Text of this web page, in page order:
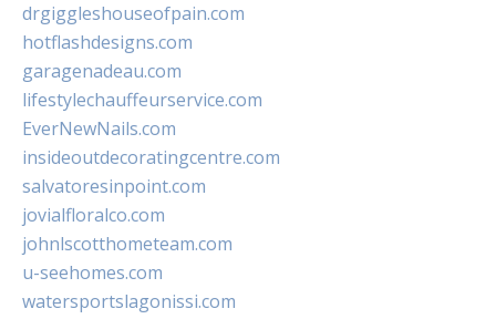
drgiggleshouseofpain.com
hotflashdesigns.com
garagenadeau.com
lifestylechauffeurservice.com
EverNewNails.com
insideoutdecoratingcentre.com
salvatoresinpoint.com
jovialfloralco.com
johnlscotthometeam.com
u-seehomes.com
watersportslagonissi.com